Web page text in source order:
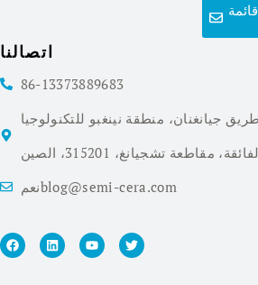
اتصالنا
86-13373889683
رقم 1958 طريق جيانغنان، منطقة نينغبو للتكنولوجيا
مقاطعة تشجيانغ، 315201، الصين
نعمblog@semi-cera.com